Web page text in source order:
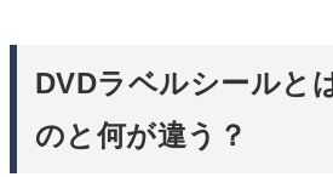
DVDラベルシールと
のと何が違う？